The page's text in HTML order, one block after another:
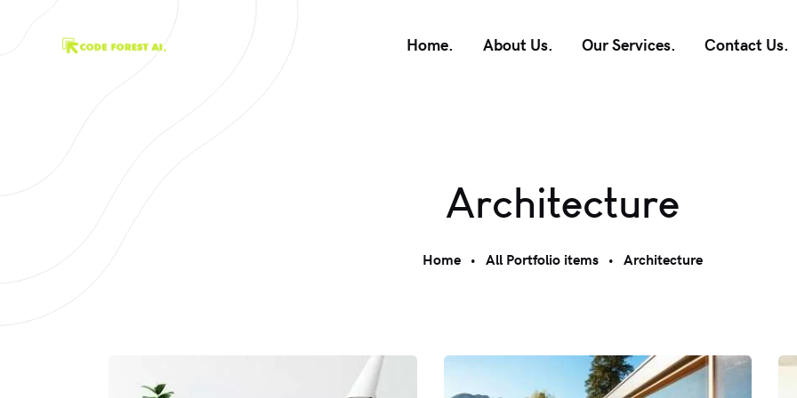
Home. About Us. Our Services. Contact Us.
Architecture
Home All Portfolio items Architecture